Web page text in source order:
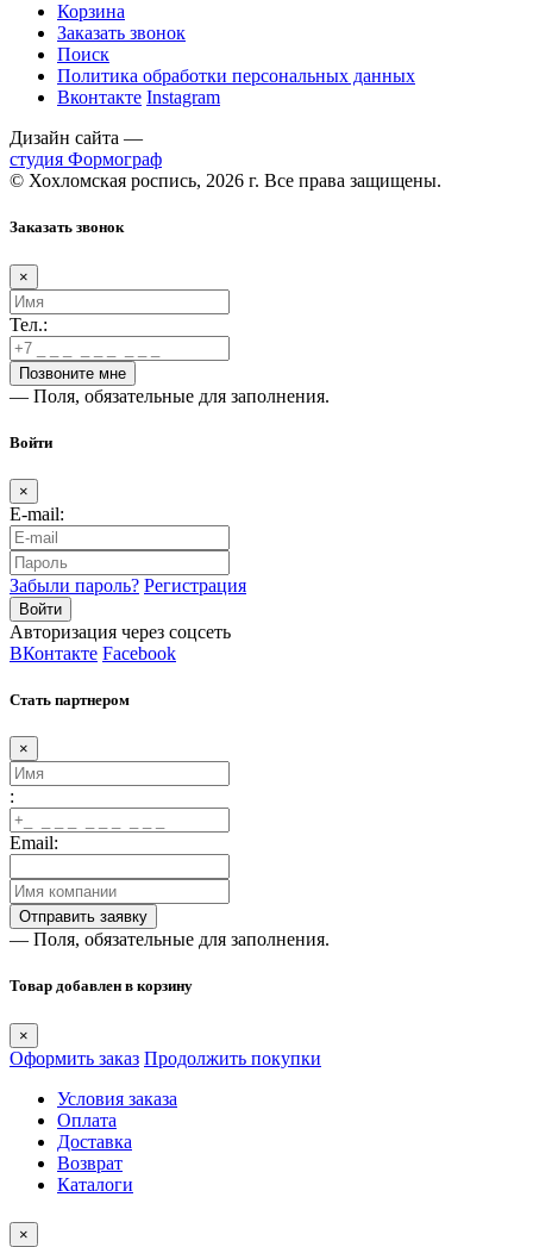
Корзина
Заказать звонок
Поиск
Политика обработки персональных данных
Вконтакте Instagram
Дизайн сайта —
студия Формограф
© Хохломская роспись, 2026 г. Все права защищены.
Заказать звонок
×
Тел.:
— Поля, обязательные для заполнения.
Войти
×
E-mail:
Забыли пароль? Регистрация
Авторизация через соцсеть
ВКонтакте Facebook
Стать партнером
×
:
Email:
— Поля, обязательные для заполнения.
Товар добавлен в корзину
×
Оформить заказ Продолжить покупки
Условия заказа
Оплата
Доставка
Возврат
Каталоги
×